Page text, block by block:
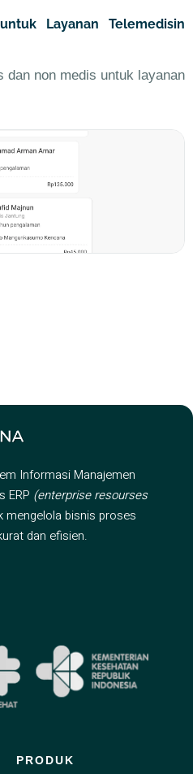
Layanan Telemedisin
dan non medis untuk layanan
Informasi Manajemen
ERP (enterprise resourses
mengelola bisnis proses
dan efisien.
PRODUK